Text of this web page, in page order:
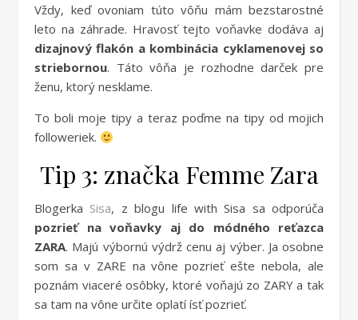
Vždy, keď ovoniam túto vôňu mám bezstarostné
leto na záhrade. Hravosť tejto voňavke dodáva aj
dizajnový flakón a kombinácia cyklamenovej so
striebornou. Táto vôňa je rozhodne darček pre
ženu, ktorý nesklame.
To boli moje tipy a teraz poďme na tipy od mojich
followeriek.
Tip 3: značka Femme Zara
Blogerka Sisa, z blogu life with Sisa sa odporúča
pozrieť na voňavky aj do módného reťazca
ZARA. Majú výbornú výdrž cenu aj výber. Ja osobne
som sa v ZARE na vône pozrieť ešte nebola, ale
poznám viaceré osôbky, ktoré voňajú zo ZARY a tak
sa tam na vône určite oplatí ísť pozrieť.